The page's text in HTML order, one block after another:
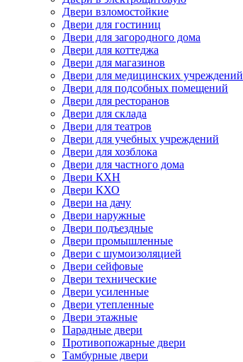
Двери взломостойкие
Двери для гостиниц
Двери для загородного дома
Двери для коттеджа
Двери для магазинов
Двери для медицинских учреждений
Двери для подсобных помещений
Двери для ресторанов
Двери для склада
Двери для театров
Двери для учебных учреждений
Двери для хозблока
Двери для частного дома
Двери КХН
Двери КХО
Двери на дачу
Двери наружные
Двери подъездные
Двери промышленные
Двери с шумоизоляцией
Двери сейфовые
Двери технические
Двери усиленные
Двери утепленные
Двери этажные
Парадные двери
Противопожарные двери
Тамбурные двери